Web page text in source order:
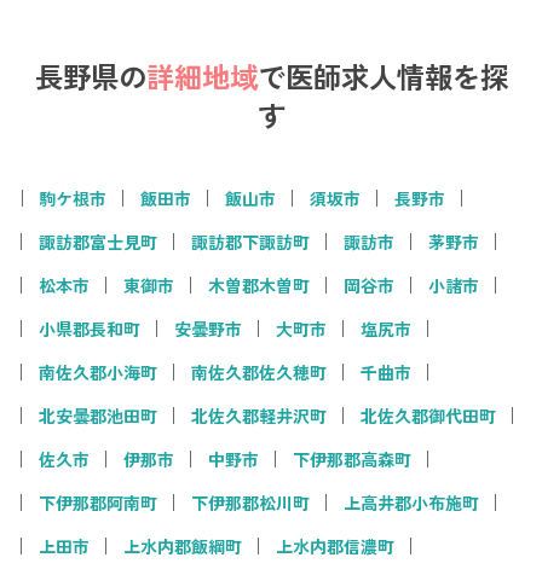
長野県の詳細地域で医師求人情報を探
す
駒ケ根市 飯田市 飯山市 須坂市
長野市
諏訪郡富士見町
諏訪郡下諏訪町 諏訪市
茅野市
松本市
東御市 木曽郡木曽町 岡谷市
小諸市
小県郡長和町
安曇野市 大町市
塩尻市
南佐久郡小海町
南佐久郡佐久穂町
千曲市
北安曇郡池田町
北佐久郡軽井沢町
北佐久郡御代田町
佐久市
伊那市 中野市
下伊那郡高森町
下伊那郡阿南町
下伊那郡松川町
上高井郡小布施町
上田市
上水内郡飯綱町
上水内郡信濃町